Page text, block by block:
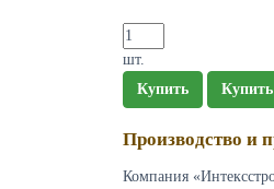
шт.
Купить
Производство и
Компания